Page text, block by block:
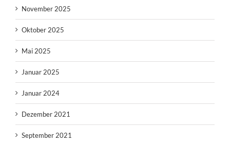
November 2025
Oktober 2025
Mai 2025
Januar 2025
Januar 2024
Dezember 2021
September 2021